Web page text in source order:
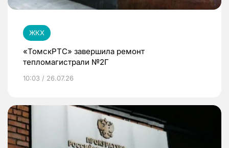
ЖКХ
«ТомскРТС» завершила ремонт
тепломагистрали №2Г
10:03 / 26.07.26